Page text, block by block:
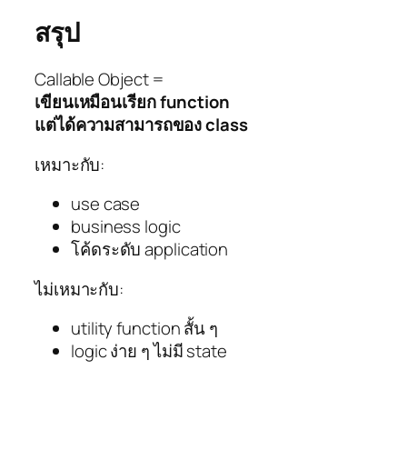
สรุป
Callable Object =
เขียนเหมือนเรียก function
แต่ได้ความสามารถของ class
เหมาะกับ:
use case
business logic
โค้ดระดับ application
ไม่เหมาะกับ:
utility function สั้น ๆ
logic ง่าย ๆ ไม่มี state